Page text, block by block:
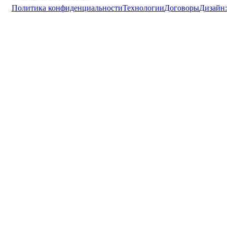
Политика конфиденциальностиТехнологииДоговорыДизайн: